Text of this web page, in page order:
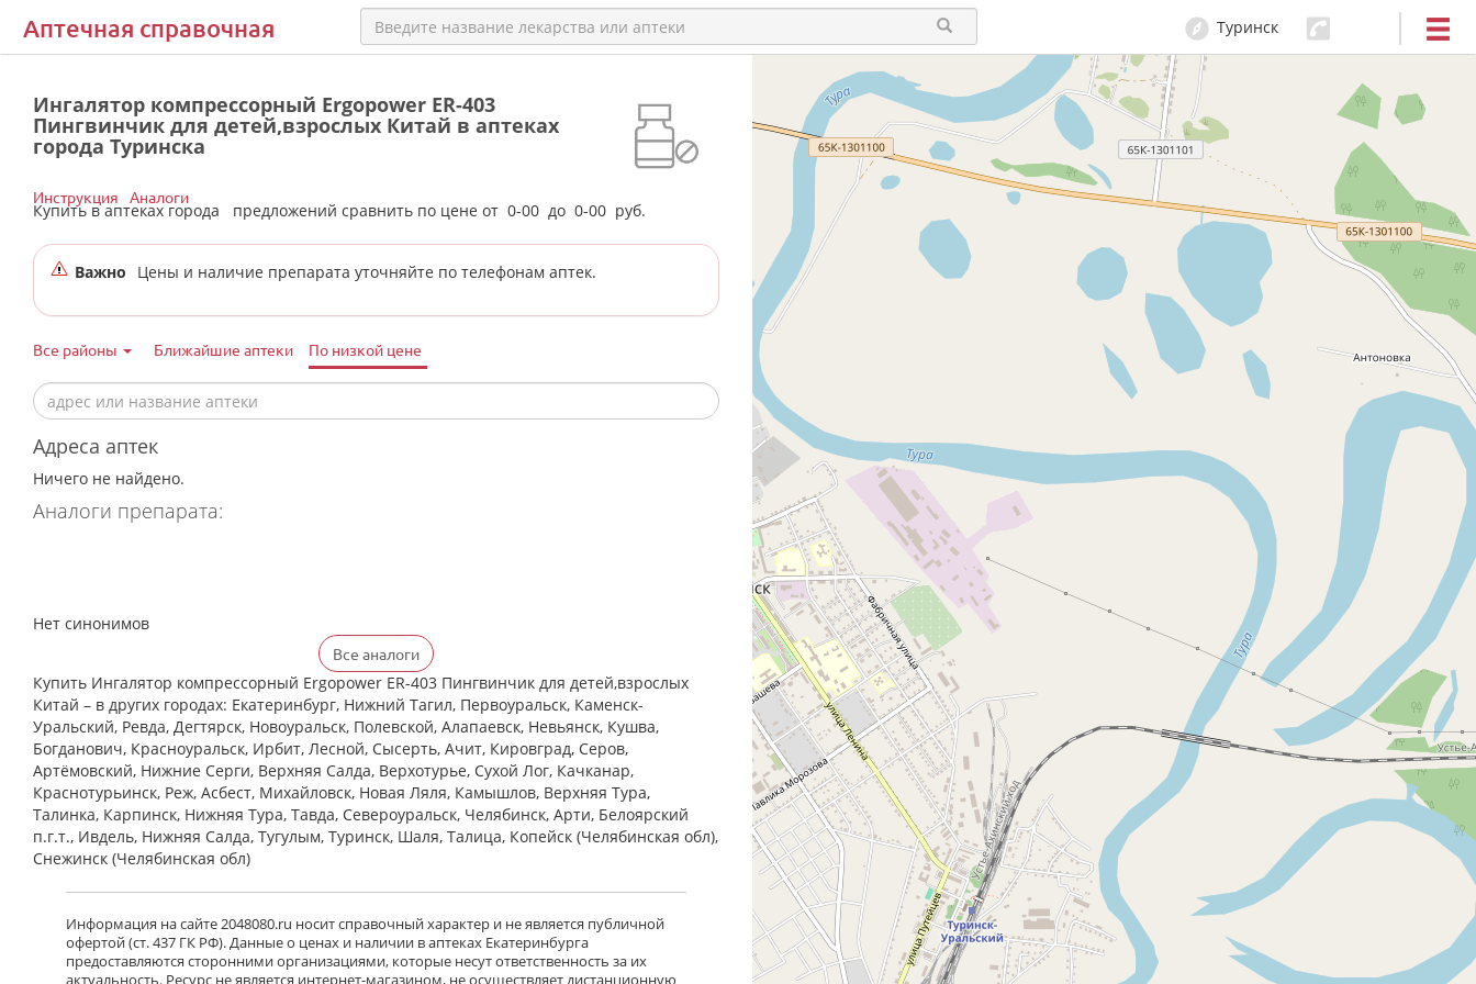
Аптечная справочная Туринск
Ингалятор компрессорный Ergopower ER-403
Пингвинчик для детей,взрослых Китай в аптеках
города Туринска
Купить в аптеках города предложений сравнить по цене от 0-00 до 0-00 руб.
Инструкция Аналоги
Важно Цены и наличие препарата уточняйте по телефонам аптек.
Все районы Ближайшие аптеки По низкой цене
Адреса аптек
Ничего не найдено.
Аналоги препарата:
Нет синонимов
Все аналоги
Купить Ингалятор компрессорный Ergopower ER-403 Пингвинчик для детей,взрослых
Китай – в других городах: Екатеринбург, Нижний Тагил, Первоуральск, Каменск-
Уральский, Ревда, Дегтярск, Новоуральск, Полевской, Алапаевск, Невьянск, Кушва,
Богданович, Красноуральск, Ирбит, Лесной, Сысерть, Ачит, Кировград, Серов,
Артёмовский, Нижние Cерги, Верхняя Салда, Верхотурье, Сухой Лог, Качканар,
Краснотурьинск, Реж, Асбест, Михайловск, Новая Ляля, Камышлов, Верхняя Тура,
Талинка, Карпинск, Нижняя Тура, Тавда, Североуральск, Челябинск, Арти, Белоярский
п.г.т., Ивдель, Нижняя Салда, Тугулым, Туринск, Шаля, Талица, Копейск (Челябинская обл),
Снежинск (Челябинская обл)
Информация на сайте 2048080.ru носит справочный характер и не является публичной
офертой (ст. 437 ГК РФ). Данные о ценах и наличии в аптеках Екатеринбурга
предоставляются сторонними организациями, которые несут ответственность за их
актуальность. Ресурс не является интернет-магазином, не осуществляет дистанционную